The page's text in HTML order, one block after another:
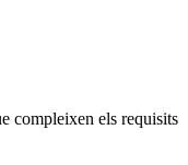
compleixen els requisits